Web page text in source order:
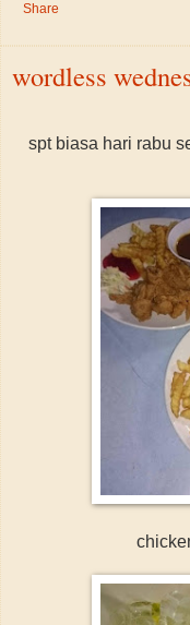
Share
wordless
spt biasa hari rabu